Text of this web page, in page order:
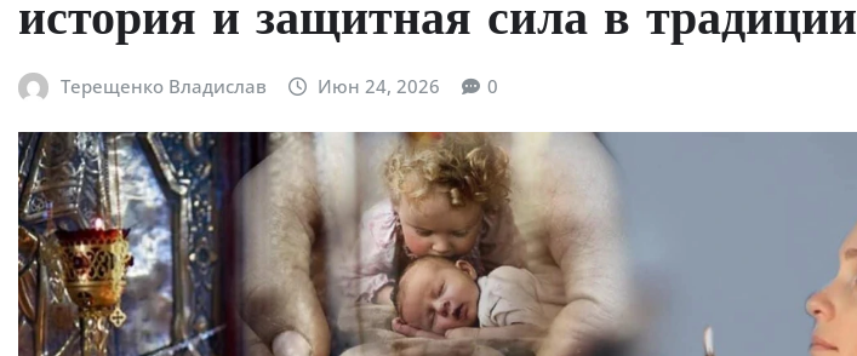
история и защитная сила в традиции
Терещенко Владислав Июн 24, 2026 0